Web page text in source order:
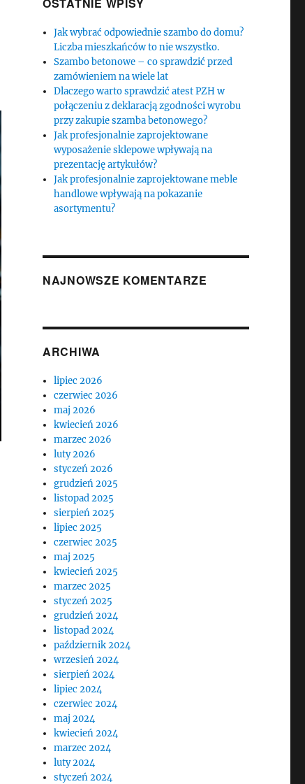
Jak wybrać odpowiednie szambo do domu?
Liczba mieszkańców to nie wszystko.
Szambo betonowe – co sprawdzić przed
zamówieniem na wiele lat
Dlaczego warto sprawdzić atest PZH w
połączeniu z deklaracją zgodności wyrobu
przy zakupie szamba betonowego?
Jak profesjonalnie zaprojektowane
wyposażenie sklepowe wpływają na
prezentację artykułów?
Jak profesjonalnie zaprojektowane meble
handlowe wpływają na pokazanie
asortymentu?
NAJNOWSZE KOMENTARZE
ARCHIWA
lipiec 2026
czerwiec 2026
maj 2026
kwiecień 2026
marzec 2026
luty 2026
styczeń 2026
grudzień 2025
listopad 2025
sierpień 2025
lipiec 2025
czerwiec 2025
maj 2025
kwiecień 2025
marzec 2025
styczeń 2025
grudzień 2024
listopad 2024
październik 2024
wrzesień 2024
sierpień 2024
lipiec 2024
czerwiec 2024
maj 2024
kwiecień 2024
marzec 2024
luty 2024
styczeń 2024